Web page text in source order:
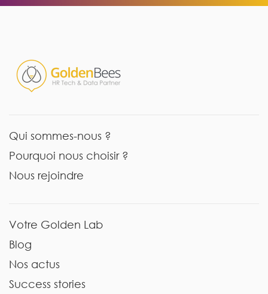
Qui sommes-nous ?
Pourquoi nous choisir ?
Nous rejoindre
Votre Golden Lab
Blog
Nos actus
Success stories